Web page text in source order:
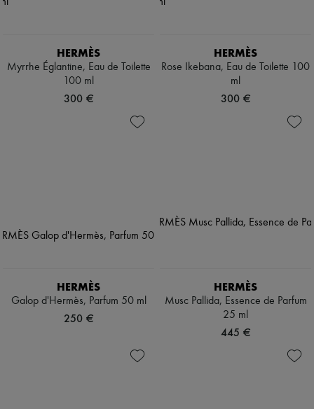
HERMÈS
Myrrhe Églantine, Eau de Toilette
100 ml
300 €
HERMÈS
Rose Ikebana, Eau de Toilette 100
ml
300 €
HERMÈS
Galop d'Hermès, Parfum 50 ml
250 €
HERMÈS
Musc Pallida, Essence de Parfum
25 ml
445 €